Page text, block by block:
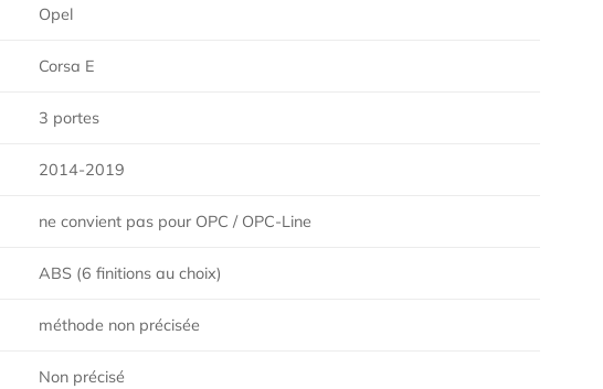
Opel
Corsa E
3 portes
2014-2019
ne convient pas pour OPC / OPC-Line
ABS (6 finitions au choix)
méthode non précisée
Non précisé